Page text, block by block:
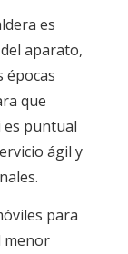
es
aparato,
épocas
que
es puntual
ágil y
para
menor